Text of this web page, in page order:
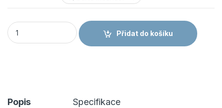
CANIS CXS ALBI JEANS pánské kalhoty šedá množství
Přidat do košíku
Popis Specifikace